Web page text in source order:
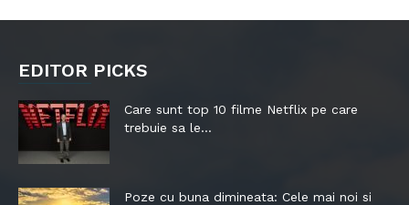
EDITOR PICKS
Care sunt top 10 filme Netflix pe care
trebuie sa le...
Poze cu buna dimineata: Cele mai noi si